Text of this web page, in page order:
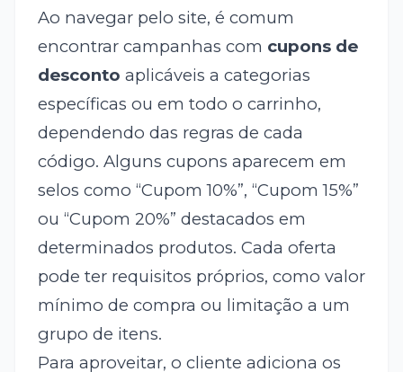
Ao navegar pelo site, é comum
encontrar campanhas com cupons de
desconto aplicáveis a categorias
específicas ou em todo o carrinho,
dependendo das regras de cada
código. Alguns cupons aparecem em
selos como “Cupom 10%”, “Cupom 15%”
ou “Cupom 20%” destacados em
determinados produtos. Cada oferta
pode ter requisitos próprios, como valor
mínimo de compra ou limitação a um
grupo de itens.
Para aproveitar, o cliente adiciona os